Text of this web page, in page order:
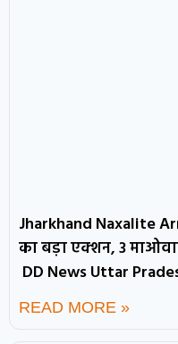
Jharkhand Naxalite
का बड़ा एक्शन, 3
DD News Uttar
READ MORE »